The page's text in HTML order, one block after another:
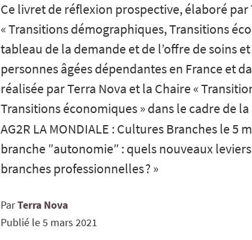
Ce livret de réflexion prospective, élaboré par
« Transitions démographiques, Transitions
tableau de la demande et de l’offre de soins
personnes âgées dépendantes en France et
réalisée par Terra Nova et la Chaire «
Transitions économiques » dans le cadre de
AG2R LA MONDIALE : Cultures Branches le 5
branche ″autonomie″ : quels nouveaux
branches professionnelles ? »
ParTerra Nova
Publié le5 mars 2021